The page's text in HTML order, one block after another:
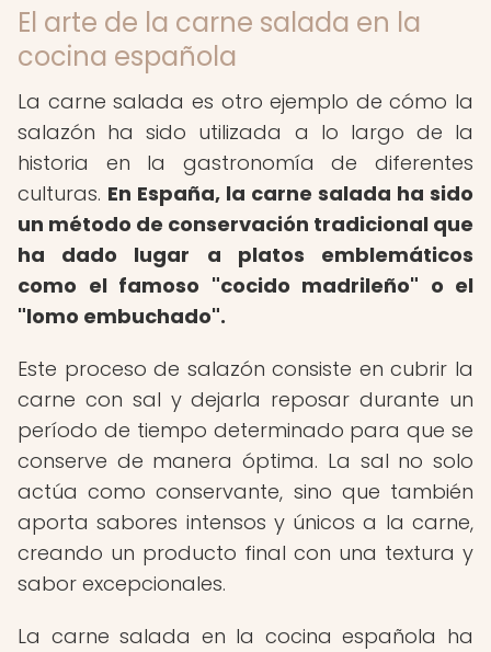
El arte de la carne salada en la
cocina española
La carne salada es otro ejemplo de cómo la
salazón ha sido utilizada a lo largo de la
historia en la gastronomía de diferentes
culturas. En España, la carne salada ha sido
un método de conservación tradicional que
ha dado lugar a platos emblemáticos
como el famoso "cocido madrileño" o el
"lomo embuchado".
Este proceso de salazón consiste en cubrir la
carne con sal y dejarla reposar durante un
período de tiempo determinado para que se
conserve de manera óptima. La sal no solo
actúa como conservante, sino que también
aporta sabores intensos y únicos a la carne,
creando un producto final con una textura y
sabor excepcionales.
La carne salada en la cocina española ha